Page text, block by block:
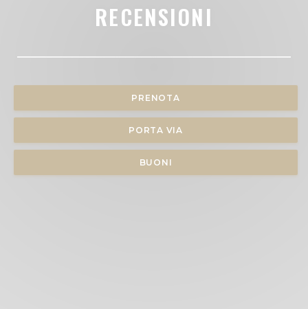
RECENSIONI
PRENOTA
PORTA VIA
BUONI